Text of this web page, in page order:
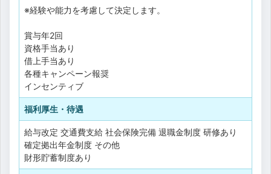
※経験や能力を考慮して決定します。
賞与年2回
資格手当あり
借上手当あり
各種キャンペーン報奨
インセンティブ
福利厚生・待遇
給与改定 交通費支給 社会保険完備 退職金制度 研修あり
確定拠出年金制度 その他
財形貯蓄制度あり